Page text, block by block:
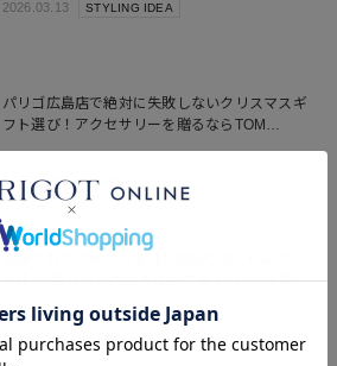
2026.03.13 STYLING IDEA
パリゴ広島店で絶対に失敗しないクリスマスギ
フト選び！アクセサリーを贈るならTOM
2025.12.19 BLOG
ド)】で自分らしさ引き立つスタイリング4選
2025.05.23